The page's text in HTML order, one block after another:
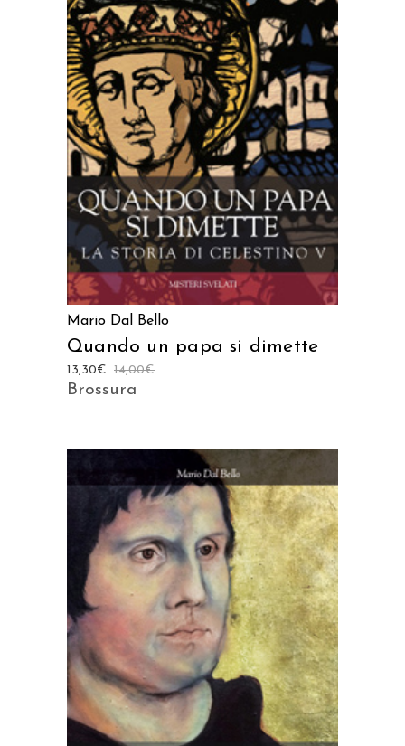
AGGIUNGI AL CARRELLO
Mario Dal Bello
Quando un papa si dimette
14,00€
13,30€
Brossura
AGGIUNGI AL CARRELLO